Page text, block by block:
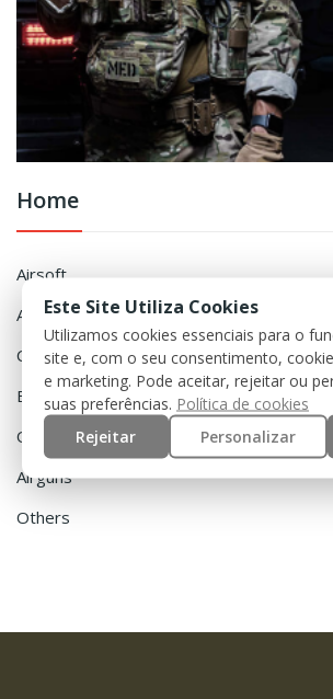
Home
Airsoft
Accessories
Clothing
Equipment
Outdoor
Airguns
Others
Este Site Utiliza Cookies
Utilizamos cookies essenciais para o
site e, com o seu consentimento,
e marketing. Pode aceitar, rejeitar ou
suas preferências. Política de cookies
Rejeitar
Personalizar